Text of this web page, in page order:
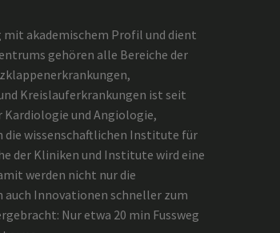
mit akademischem Profil und dient
gehören alle Bereiche der
Kreislauferkrankungen ist seit
Kardiologie und Angiologie,
die wissenschaftlichen Institute für
der Kliniken und Institute wird eine
werden nicht nur die
Innovationen schneller zum
Nur etwa 20 min Fussweg